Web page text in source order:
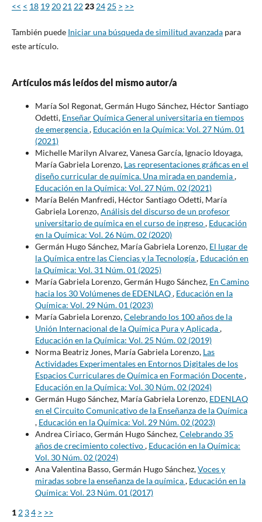
<< < 18 19 20 21 2223 24 25 > >>
También puede Iniciar una búsqueda de similitud avanzadapara
este artículo.
Artículos más leídos del mismo autor/a
María Sol Regonat, Germán Hugo Sánchez, Héctor Santiago
Odetti, Enseñar Química General universitaria en tiempos
de emergencia, Educación en la Química: Vol. 27 Núm. 01
(2021)
Michelle Marilyn Alvarez, Vanesa García, Ignacio Idoyaga,
María Gabriela Lorenzo, Las representaciones gráficas en el
diseño curricular de química. Una mirada en pandemia,
Educación en la Química: Vol. 27 Núm. 02 (2021)
María Belén Manfredi, Héctor Santiago Odetti, María
Gabriela Lorenzo,Análisis del discurso de un profesor
universitario de química en el curso de ingreso, Educación
en la Química: Vol. 26 Núm. 02 (2020)
Germán Hugo Sánchez, María Gabriela Lorenzo, El lugar de
la Química entre las Ciencias y la Tecnología, Educación en
la Química: Vol. 31 Núm. 01 (2025)
María Gabriela Lorenzo, Germán Hugo Sánchez, En Camino
hacia los 30 Volúmenes de EDENLAQ, Educación en la
Química: Vol. 29 Núm. 01 (2023)
María Gabriela Lorenzo,Celebrando los 100 años de la
Unión Internacional de la Química Pura y Aplicada,
Educación en la Química: Vol. 25 Núm. 02 (2019)
Norma Beatriz Jones, María Gabriela Lorenzo, Las
Actividades Experimentales en Entornos Digitales de los
Espacios Curriculares de Química en Formación Docente,
Educación en la Química: Vol. 30 Núm. 02 (2024)
Germán Hugo Sánchez, María Gabriela Lorenzo, EDENLAQ
en el Circuito Comunicativo de la Enseñanza de la Química
, Educación en la Química: Vol. 29 Núm. 02 (2023)
Andrea Ciriaco, Germán Hugo Sánchez,Celebrando 35
años de crecimiento colectivo, Educación en la Química:
Vol. 30 Núm. 02 (2024)
Ana Valentina Basso, Germán Hugo Sánchez,Voces y
miradas sobre la enseñanza de la química, Educación en la
Química: Vol. 23 Núm. 01 (2017)
1 2 34 > >>